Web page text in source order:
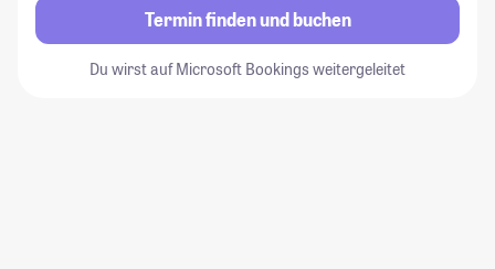
Termin finden und buchen
Du wirst auf Microsoft Bookings weitergeleitet